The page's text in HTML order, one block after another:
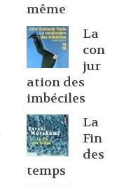
même
La
con
jur
ation des
imbéciles
La
Fin
des
temps